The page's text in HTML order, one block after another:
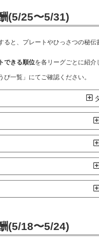
(5/25〜5/31)
ると、プレートやひっさつの秘伝
できる順位を各リーグごとに紹
一覧」にてご確認ください。
(5/18〜5/24)